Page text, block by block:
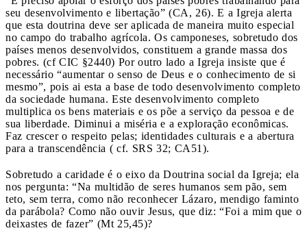
seu desenvolvimento e libertação” (CA, 26). E a Igreja alerta
que esta doutrina deve ser aplicada de maneira muito especial
no campo do trabalho agrícola. Os camponeses, sobretudo dos
países menos desenvolvidos, constituem a grande massa dos
pobres. (cf CIC §2440) Por outro lado a Igreja insiste que é
necessário “aumentar o senso de Deus e o conhecimento de si
mesmo”, pois ai esta a base de todo desenvolvimento completo
da sociedade humana. Este desenvolvimento completo
multiplica os bens materiais e os põe a serviço da pessoa e de
sua liberdade. Diminui a miséria e a exploração econômicas.
Faz crescer o respeito pelas; identidades culturais e a abertura
para a transcendência ( cf. SRS 32; CA51).
Sobretudo a caridade é o eixo da Doutrina social da Igreja; ela
nos pergunta: “Na multidão de seres humanos sem pão, sem
teto, sem terra, como não reconhecer Lázaro, mendigo faminto
da parábola? Como não ouvir Jesus, que diz: “Foi a mim que o
deixastes de fazer” (Mt 25,45)?